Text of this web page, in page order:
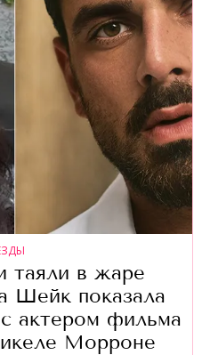
в жаре
Шейк показала
актером фильма
Морроне